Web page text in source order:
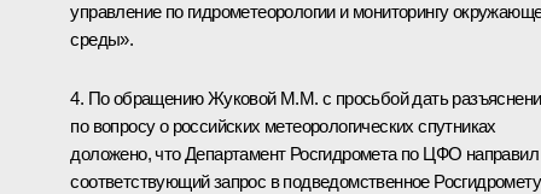
управление по гидрометеорологии и мониторингу
среды».
4. По обращению Жуковой М.М. с просьбой дать
по вопросу о российских метеорологических спутниках
доложено, что Департамент Росгидромета по ЦФО направил
соответствующий запрос в подведомственное Росгидромету